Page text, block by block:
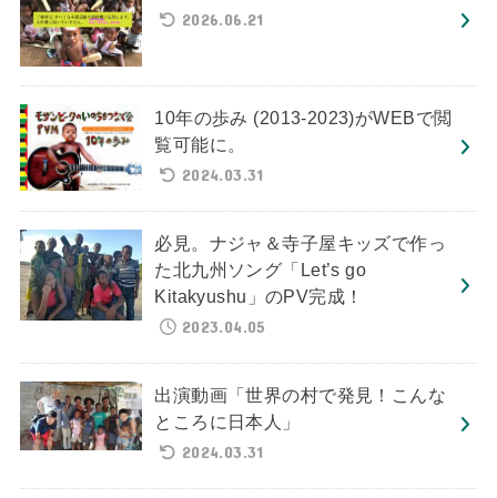
2026.06.21
10年の歩み (2013-2023)がWEBで閲
覧可能に。
2024.03.31
必見。ナジャ＆寺子屋キッズで作っ
た北九州ソング「Let’s go
Kitakyushu」のPV完成！
2023.04.05
出演動画「世界の村で発見！こんな
ところに日本人」
2024.03.31